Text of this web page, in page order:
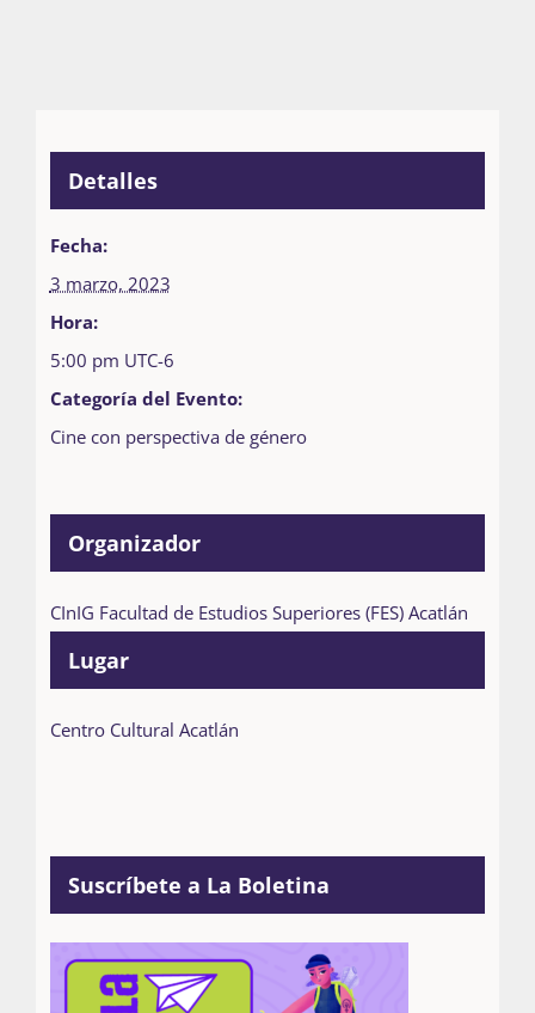
Detalles
Fecha:
3 marzo, 2023
Hora:
5:00 pm UTC-6
Categoría del Evento:
Cine con perspectiva de género
Lugar
Centro Cultural Acatlán
Organizador
CInIG Facultad de Estudios Superiores (FES) Acatlán
Suscríbete a La Boletina